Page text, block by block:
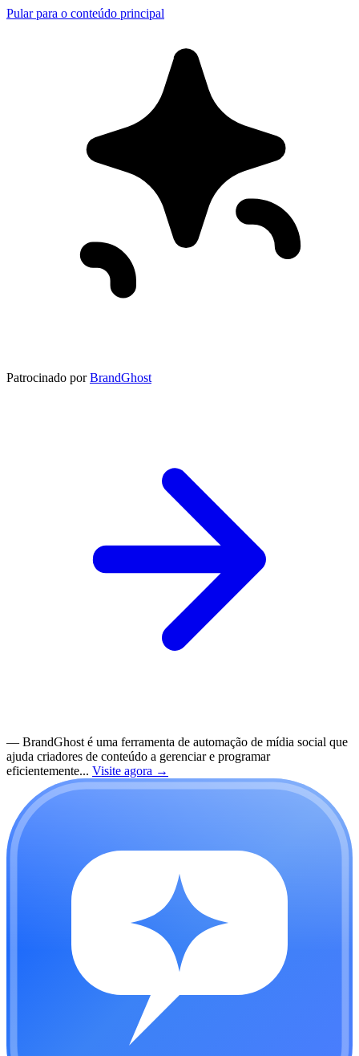
Pular para o conteúdo principal
Patrocinado por BrandGhost
— BrandGhost é uma ferramenta de automação de mídia social que
ajuda criadores de conteúdo a gerenciar e programar
eficientemente... Visite agora →